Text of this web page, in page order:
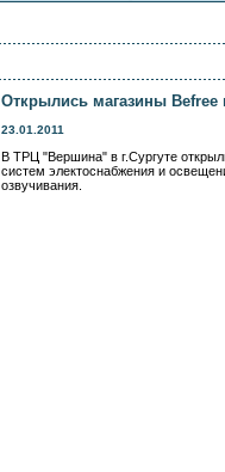
Открылись магазины Befree
23.01.2011
В ТРЦ "Вершина" в г.Сургуте
систем электоснабжения и
озвучивания.